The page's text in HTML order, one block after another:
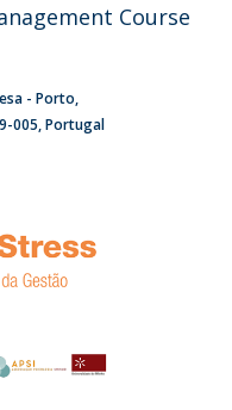
Course
- Porto
005 Portugal